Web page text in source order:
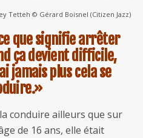
Tetteh © Gérard Boisnel (Citizen Jazz)
que signifie arrêter
ça devient difficile,
jamais plus cela se
conduire ailleurs que sur
de 16 ans, elle était